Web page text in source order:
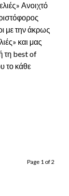
Ανοιχτό
με την άκρως
και μας
τη best of
το κάθε
Page 1 of 2